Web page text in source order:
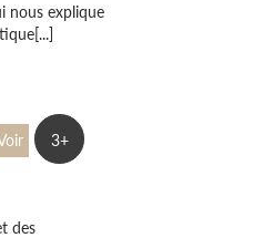
nous explique
des
3+